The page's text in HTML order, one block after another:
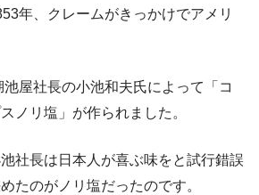
年、クレームがきっかけでアメリ
屋社長の小池和夫氏によって「コ
ノリ塩」が作られました。
社長は日本人が喜ぶ味をと試行錯誤
たのがノリ塩だったのです。